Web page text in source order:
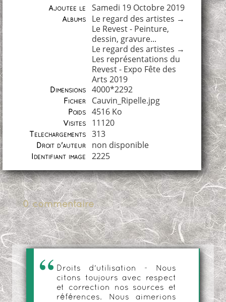
Ajoutée le Samedi 19 Octobre 2019
Albums Le regard des artistes →
Le Revest - Peinture,
dessin, gravure...
Le regard des artistes →
Les représentations du
Revest - Expo Fête des
Arts 2019
Dimensions 4000*2292
Fichier Cauvin_Ripelle.jpg
Poids 4516 Ko
Visites 11120
Téléchargements 313
Droit d'auteur non disponible
Identifiant image 2225
0 commentaire
Droits d'utilisation - Nous
citons toujours avec respect
et correction nos sources et
références. Nous aimerions